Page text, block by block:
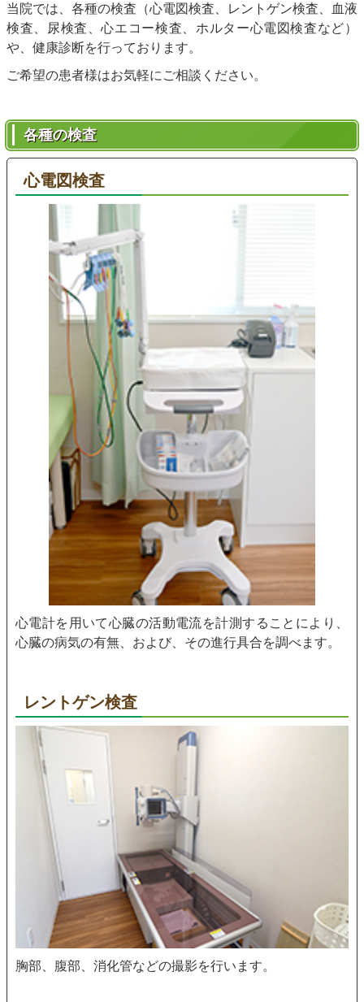
当院では、各種の検査（心電図検査、レントゲン検査、血液
検査、尿検査、心エコー検査、ホルター心電図検査など）
や、健康診断を行っております。
ご希望の患者様はお気軽にご相談ください。
各種の検査
心電図検査
心電計を用いて心臓の活動電流を計測することにより、
心臓の病気の有無、および、その進行具合を調べます。
レントゲン検査
胸部、腹部、消化管などの撮影を行います。